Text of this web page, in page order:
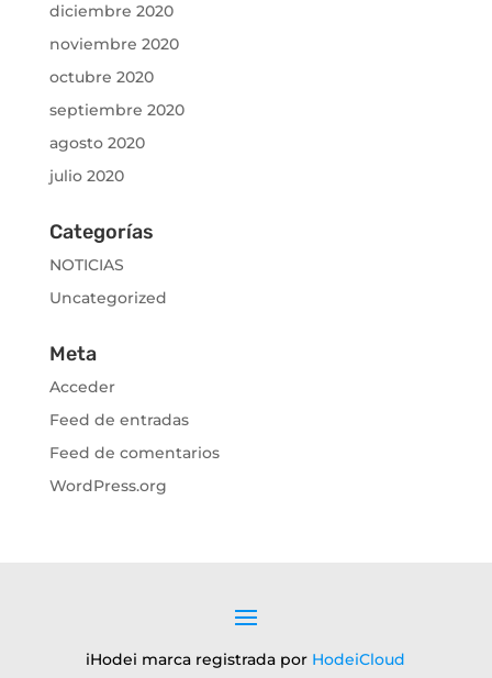
diciembre 2020
noviembre 2020
octubre 2020
septiembre 2020
agosto 2020
julio 2020
Categorías
NOTICIAS
Uncategorized
Meta
Acceder
Feed de entradas
Feed de comentarios
WordPress.org
iHodei marca registrada por HodeiCloud